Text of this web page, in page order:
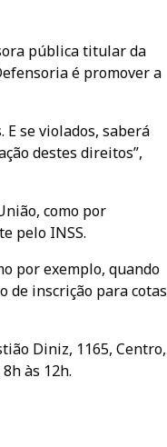
pública titular da
é promover a
se violados, saberá
destes direitos”,
como por
pelo INSS.
por exemplo, quando
de inscrição para cotas
Diniz, 1165, Centro,
às 12h.